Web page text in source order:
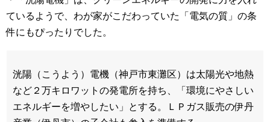
ているようで、わが家がこだわっていた「電気の質」の条
件にもぴったりでした。
洸陽（こうよう）電機（神戸市東灘区）は太陽光や地熱
など２万キロワットの発電所を持ち、「環境にやさしい
エネルギーを増やしたい」とする。ＬＰガス販売の伊丹